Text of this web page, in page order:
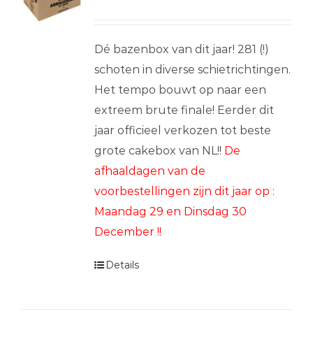
Dé bazenbox van dit jaar! 281 (!)
schoten in diverse schietrichtingen.
Het tempo bouwt op naar een
extreem brute finale! Eerder dit
jaar officieel verkozen tot beste
grote cakebox van NL!! De
afhaaldagen van de
voorbestellingen zijn dit jaar op :
Maandag 29 en Dinsdag 30
December !!
Details